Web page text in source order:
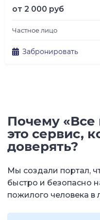
от 2 000 руб
Частное лицо
Забронировать
Почему
это сервис,
доверять?
Мы создали портал,
быстро и безопасно
пожилого человека